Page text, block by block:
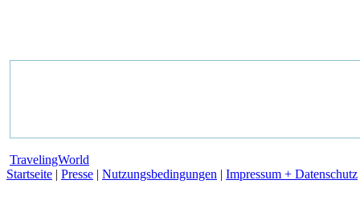
TravelingWorld
Startseite | Presse | Nutzungsbedingungen | Impressum + Datenschutz